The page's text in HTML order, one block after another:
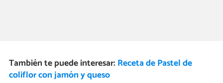
También te puede interesar: Receta de Pastel de
coliflor con jamón y queso